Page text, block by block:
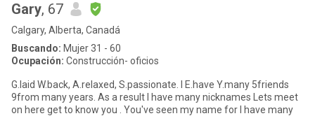
Gary, 67
Calgary, Alberta, Canadá
Buscando: Mujer 31 - 60
Ocupación: Construcción- oficios
G.laid W.back, A.relaxed, S.passionate. I E.have Y.many 5friends
9from many years. As a result I have many nicknames Lets meet
on here get to know you . You've seen my name for I have many